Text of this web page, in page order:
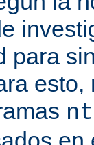
para
esto,